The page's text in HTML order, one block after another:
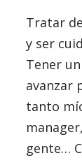
Tratar
y ser
Tener
avanzar
tanto
gente…